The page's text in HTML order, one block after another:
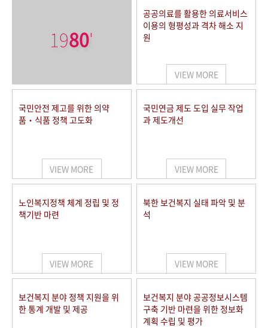
1980'
공공의료를 활용한 의료서비스
이용의 형평성과 격차 해소 지
원
VIEW MORE
국민안전 제고를 위한 의약
품‧식품 정책 고도화
VIEW MORE
국민연금 제도 도입 실무 작업
과 제도개선
VIEW MORE
노인복지정책 체계 정립 및 정
책기반 마련
VIEW MORE
북한 보건복지 실태 파악 및 분
석
VIEW MORE
보건복지 분야 정책 지원을 위
한 통계 개발 및 제공
보건복지 분야 공공정보시스템
구축 기반 마련을 위한 정보화
계획 수립 및 평가